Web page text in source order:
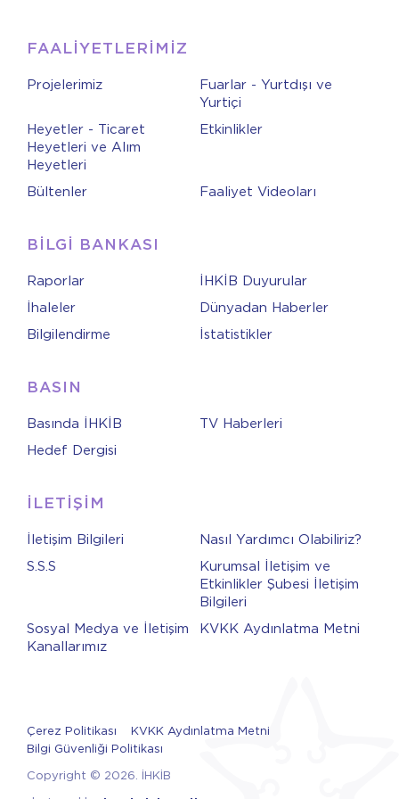
FAALİYETLERİMİZ
Projelerimiz
Fuarlar - Yurtdışı ve
Yurtiçi
Heyetler - Ticaret
Heyetleri ve Alım
Heyetleri
Etkinlikler
Bültenler Faaliyet Videoları
BİLGİ BANKASI
Raporlar
İHKİB Duyurular
İhaleler
Dünyadan Haberler
Bilgilendirme
İstatistikler
BASIN
Basında İHKİB
TV Haberleri
Hedef Dergisi
İLETİŞİM
İletişim Bilgileri
Nasıl Yardımcı Olabiliriz?
S.S.S
Kurumsal İletişim ve
Etkinlikler Şubesi İletişim
Bilgileri
Sosyal Medya ve İletişim
Kanallarımız
KVKK Aydınlatma Metni
Çerez Politikası
KVKK Aydınlatma Metni
Bilgi Güvenliği Politikası
Copyright © 2026. İHKİB